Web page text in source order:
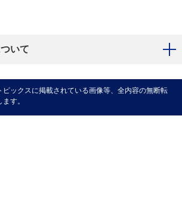
いて
ックスに掲載されている画像等、全内容の無断転
す。